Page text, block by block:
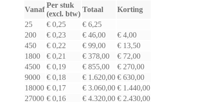
Vanaf
Per stuk
(excl. btw)
Totaal
Korting
25
€ 0,25
€ 6,25
200
€ 0,23 € 46,00
€ 4,00
450
€ 0,22 € 99,00
€ 13,50
1800
€ 0,21 € 378,00
€ 72,00
4500
€ 0,19 € 855,00
€ 270,00
9000
€ 0,18 € 1.620,00 € 630,00
18000 € 0,17 € 3.060,00 € 1.440,00
27000 € 0,16 € 4.320,00 € 2.430,00